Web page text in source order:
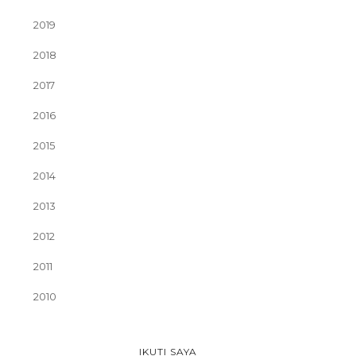
2019
2018
2017
2016
2015
2014
2013
2012
2011
2010
IKUTI SAYA